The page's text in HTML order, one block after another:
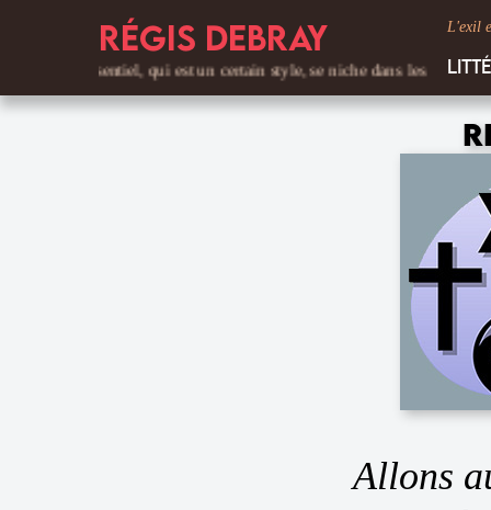
Régis Debray L'exil
qui est un certain style, se niche dans les détails. C'est le
Allons